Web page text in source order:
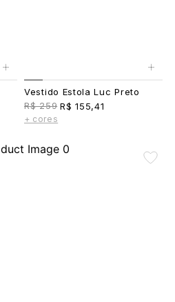
+ +
Vestido Estola Luc Preto
R$ 259 R$ 155,41
+ cores